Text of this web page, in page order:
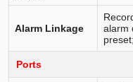
Alarm Linkage
alarm
Ports